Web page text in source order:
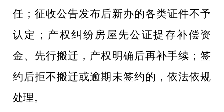
任；征收公告发布后新办的各类证件不予
认定；产权纠纷房屋先公证提存补偿资
金、先行搬迁，产权明确后再补手续；签
约后拒不搬迁或逾期未签约的，依法依规
处理。